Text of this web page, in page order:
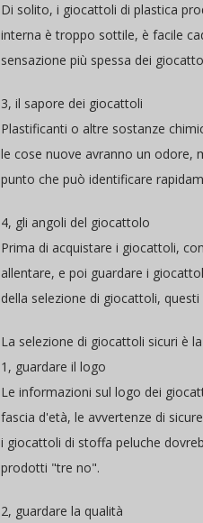
Di solito, i giocattoli di plastica
interna è troppo sottile, è facile
sensazione più spessa dei
3, il sapore dei giocattoli
Plastificanti o altre sostanze
le cose nuove avranno un odore,
punto che può identificare
4, gli angoli del giocattolo
Prima di acquistare i giocattoli,
allentare, e poi guardare i
della selezione di giocattoli,
La selezione di giocattoli sicuri è
1, guardare il logo
Le informazioni sul logo dei
fascia d'età, le avvertenze di
i giocattoli di stoffa peluche
prodotti "tre no".
2, guardare la qualità